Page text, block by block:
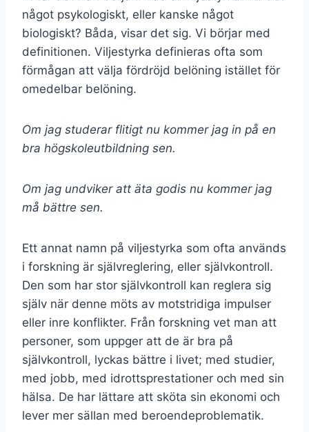
något psykologiskt, eller kanske något
biologiskt? Båda, visar det sig. Vi börjar med
definitionen. Viljestyrka definieras ofta som
förmågan att välja fördröjd belöning istället för
omedelbar belöning.
Om jag studerar flitigt nu kommer jag in på en
bra högskoleutbildning sen.
Om jag undviker att äta godis nu kommer jag
må bättre sen.
Ett annat namn på viljestyrka som ofta används
i forskning är självreglering, eller självkontroll.
Den som har stor självkontroll kan reglera sig
själv när denne möts av motstridiga impulser
eller inre konflikter. Från forskning vet man att
personer, som uppger att de är bra på
självkontroll, lyckas bättre i livet; med studier,
med jobb, med idrottsprestationer och med sin
hälsa. De har lättare att sköta sin ekonomi och
lever mer sällan med beroendeproblematik.